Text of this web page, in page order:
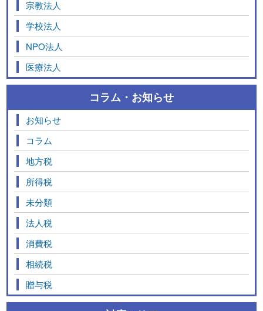
宗教法人
学校法人
NPO法人
医療法人
コラム・お知らせ
お知らせ
コラム
地方税
所得税
未分類
法人税
消費税
相続税
贈与税